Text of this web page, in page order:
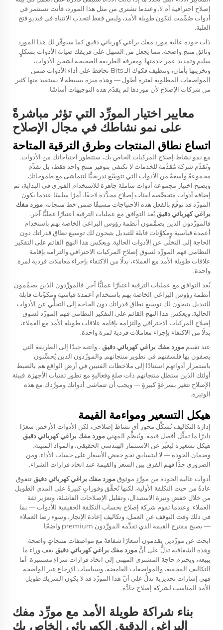
إصلاح احترافية أم لا. وعندما تشتري من مثل هذا المورد، فأنت تستثمر في
أدوات صُمِّمت لتكون طويلة الأمد، وليس فقط لتجذب الانتباه في فيديو فتح
العلبة.
ذات جودة عالية مورد مفك براغي كهربائي دقيقكما سيوفّر لك هذا المورد
وثائق منتج واضحة، مما يجعل من السهل على فريقك صيانة الأدوات بشكلٍ
سليم وتمديد عمر خدمتها. ومعرفة الطريقة الصحيحة لشحن الأدوات،
وتخزينها بأمان، وتنظيف فكوك الـ Bits تحافظ على أداء الأدوات ضمن
المواصفات المطلوبة لفترة أطول — وهذه ميزة بسيطة لا يستفيد منها كثير
من شركات الإصلاح لأن موردها لم يقدّم هذه التوجيهات أساسًا.
معايير اختيار المورِّد التي تؤثر مباشرةً
على نمو نشاطك في مجال الإصلاح
اتساع نطاق المنتجات وطرق الترقية المتاحة
مع نمو نشاط إصلاح المركبات الخاص بك، ستتطور احتياجاتك من الأدوات.
وتُقدِّم شركة مُقدِّمة للخدمات لا تكتفي بتوفير منتج واحد فقط، بل تقدِّم
مجموعةً واسعةً من الأدوات التي تتوسَّع تدريجيًّا لتتماشى مع طموحاتك.
ويصبح اختيار مجموعة أدوات شاملة جاهزة للاستخدام الفوري في البداية، ثم
إضافة أدوات متخصِّصة لفئات إصلاح محدَّدة لاحقًا، أمرًا سلسًا عندما يكون
المورِّد قد توقَّع بالفعل هذه الاحتياجات مسبقًا ضمن خط منتجاته. مورد مفك
براغي كهربائي دقيق يُعد التوافق مع عمليات الترقية اعتبارًا عمليًّا آخر.
فالمورِّدون الذين يصمِّمون أنظمة رؤوس البراغي الخاصة بهم باستخدام
أعمدة قياسية ومكوِّنات قابلة للتبديل يتيحون لك توسيع نطاق قدراتك دون
الحاجة إلى التخلِّي عن الأدوات الحالية. ويعكس هذا النهج القائم على التفكير
النظامي فهم المورِّد لسوق إصلاح المركبات الاحترافي والتزامه بإقامة
علاقات طويلة الأمد مع العملاء، بدلًا من الاكتفاء بإجراء معاملات فردية لمرة
واحدة.
يُعد التوافق مع عمليات الترقية اعتبارًا عمليًّا آخر. فالمورِّدون الذين يصمِّمون
أنظمة رؤوس البراغي الخاصة بهم باستخدام أعمدة قياسية ومكوِّنات قابلة
للتبديل يتيحون لك توسيع نطاق قدراتك دون الحاجة إلى التخلِّي عن الأدوات
الحالية. ويعكس هذا النهج القائم على التفكير النظامي فهم المورِّد لسوق
إصلاح المركبات الاحترافي والتزامه بإقامة علاقات طويلة الأمد مع العملاء،
بدلًا من الاكتفاء بإجراء معاملات فردية لمرة واحدة.
عند تقييم مورد مفك براغي كهربائي دقيق ، وانتبه جيدًا إلى الطريقة التي
يصفون بها فلسفتهم في تطوير منتجاتهم. والمورِّدون الذين يُحسِّنون
باستمرار أدواتهم استنادًا إلى ملاحظات الفنيين في أرض الواقع هم بالضبط
أولئك الذين ستظل منتجاتهم ذات صلةٍ وفعاليةٍ مع تطور تقنيات الأجهزة. فبيئة
الإصلاح تتغير بسرعةٍ كبيرةٍ — ويجب أن تتماشى أدواتك ومورِّدك مع هذه
الوتيرة.
هيكل التسعير ومواءمة القيمة
إدارة التكاليف تُشكِّل محور أي نشاط إصلاحي، لكن الأدوات الأرخص سعرًا
نادرًا ما تمثِّل أفضل قيمة. ويُنظِّم المهني مورد مفك براغي كهربائي دقيق
هيكل تسعيره ليعبِّر عن الاستثمار الهندسي الحقيقي، والمواد المتينة،
وضمان الجودة — لا ليتسابق نحو خفض الأسعار على حساب الأداء. ومن
الضروري جدًّا فهم الفرق بين السعر والقيمة عند اتخاذ قرارات الشراء.
أدوات عالية الجودة من مورِّدٍ موثوقمورد مفك براغي كهربائي دقيق تتفوق
عادةً من حيث التكلفة الأولية، لكنها تُحقِّق وفوراتٍ كبيرةً على المدى الطويل
من خلال خفض وتيرة الاستبدال، وتقليل الإصلاحات الفاشلة، وتعزيز ثقة
العملاء. وعندما تقوم شركة إصلاح بحساب التكلفة الحقيقية للأدوات — بما
في ذلك وقت التوقف عن العمل، وتكاليف إعادة الإنجاز، وسوء رضا العملاء
— يصبح مقترح القيمة الذي تقدِّمه المورِّدون premium واضحًا.
ابحث عن مورِّدين يقدمون أسعارًا شفافةً مع مواصفات منتجاتٍ واضحة.
وهذه الشفافية تدلُّ على أنَّ مورد مفك براغي كهربائي دقيق يقف وراء ما
يبيعه، ويحترم حاجة المشتري المهني إلى اتخاذ قرارات شراءٍ مستنيرة. أما
التكاليف المخفية، والمواصفات الغامضة، وسياسات الإرجاع غير الواضحة
فهي إشارات تحذيرية تدلُّ على أنَّ هذا المورِّد قد لا يكون الشريك طويل
الأمد المناسب لشركة إصلاح جادَّة.
بناء شراكة طويلة الأمد مع مورِّد مفك
البراغي الدقيق الكهربائي الخاص بك